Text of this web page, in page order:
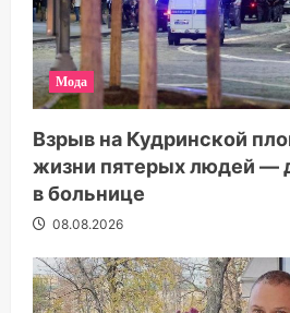
Мода
Взрыв на Кудринской
жизни пятерых людей —
в больнице
08.08.2026